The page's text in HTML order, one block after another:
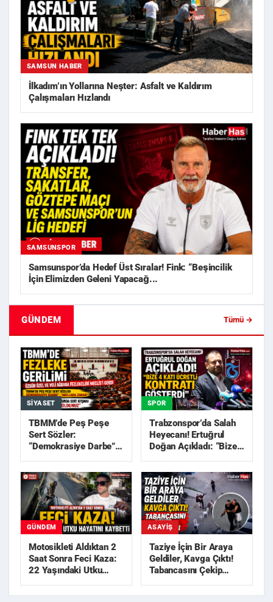
SAMSUN HABER
İlkadım’ın Yollarına Neşter: Asfalt ve Kaldırım
Çalışmaları Hızlandı
SAMSUNSPOR
Samsunspor’da Hedef Üst Sıralar! Fink: “Beşincilik
İçin Elimizden Geleni Yapacağ...
GÜNDEM Tümü →
SIYASET
TBMM’de Peş Peşe
Sert Sözler:
“Demokrasiye Darbe”,
SPOR
Trabzonspor’da Salah
Heyecanı! Ertuğrul
Doğan Açıkladı: “Bize
GÜNDEM
Motosikleti Aldıktan 2
Saat Sonra Feci Kaza:
22 Yaşındaki Utku
ASAYIŞ
Taziye İçin Bir Araya
Geldiler, Kavga Çıktı!
Tabancasını Çekip